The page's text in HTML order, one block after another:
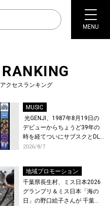
MENU
RANKING
アクセスランキング
MUSIC
光GENJI、1987年8月19日の
デビューからちょうど39年の
時を経てついにサブスクとDL
配信が解禁！
2026/8/7
地域プロモーション
千葉県長生村、ミス日本2026
グランプリ＆ミス日本「海の
日」の野口絵子さんが 千葉県